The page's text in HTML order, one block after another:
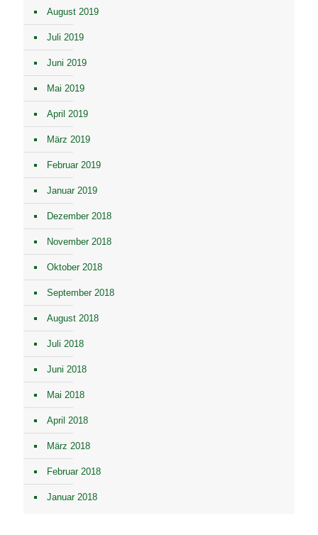
August 2019
Juli 2019
Juni 2019
Mai 2019
April 2019
März 2019
Februar 2019
Januar 2019
Dezember 2018
November 2018
Oktober 2018
September 2018
August 2018
Juli 2018
Juni 2018
Mai 2018
April 2018
März 2018
Februar 2018
Januar 2018